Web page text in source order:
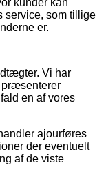
service, som tillige
er.
Vi har
præsenterer
en af vores
ajourføres
der eventuelt
af de viste